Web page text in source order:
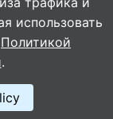
использовать
Политикой
.